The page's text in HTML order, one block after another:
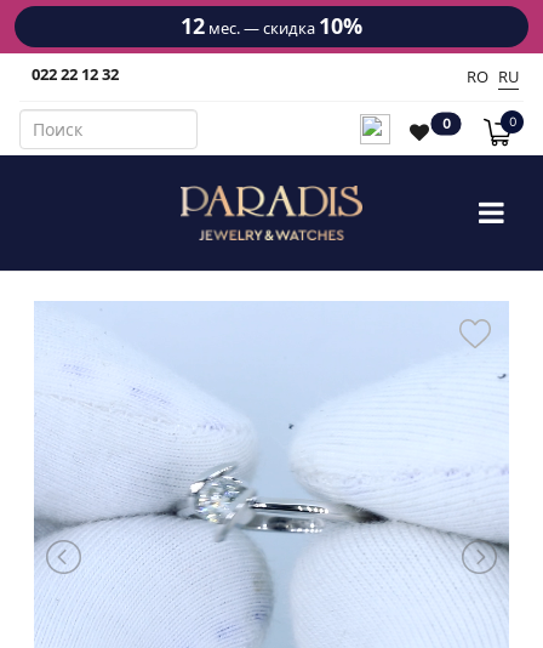
12 мес. — скидка 10%
022 22 12 32 RO RU
0 0